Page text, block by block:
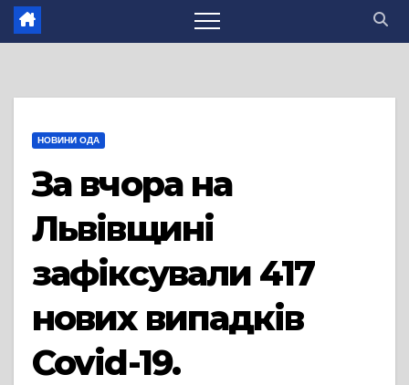
НОВИНИ ОДА
За вчора на
Львівщині
зафіксували 417
нових випадків
Covid-19.